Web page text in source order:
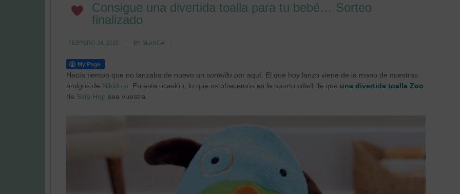
Consigue una divertida toalla para tu bebé… Sorteo
finalizado
FEBRERO 24, 2015 BY BLANCA
Hacía tiempo que no lanzaba de nuevo un sorteíllo por aquí. El que hoy lanzo viene de la mano de nuestros
amigos de Nikidom . En esta ocasión, lo que os ofrecemos es la oportunidad de que una divertida toalla Zoo
de Skip Hop sea vuestra.